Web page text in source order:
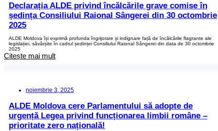
Declarația ALDE privind încălcările grave comise în
ședința Consiliului Raional Sângerei din 30 octombrie
2025
ALDE Moldova își exprimă profunda îngrijorare și indignare față de încălcările flagrante ale
legislației, săvârșite în cadrul ședinței Consiliului Raional Sângerei din data de 30 octombrie
2025
Citește mai mult
noiembrie 3, 2025
ALDE Moldova cere Parlamentului să adopte de
urgență Legea privind funcționarea limbii române –
prioritate zero națională!